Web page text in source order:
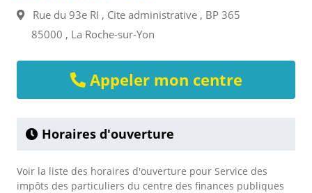
Rue du 93e RI , Cite administrative , BP 365
85000 , La Roche-sur-Yon
Appeler mon centre
Horaires d'ouverture
Voir la liste des horaires d'ouverture pour Service des
impôts des particuliers du centre des finances publiques